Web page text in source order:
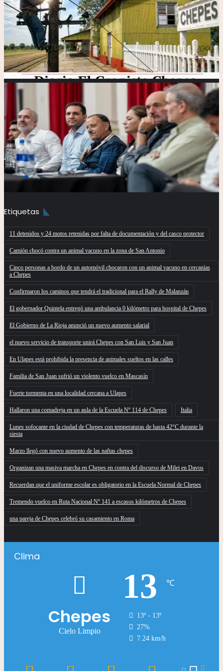
Etiquetas
11 detenidos y 24 motos retenidas por falta de documentación y del casco protector
Camión chocó contra un animal vacuno en la zona de San Antonio
Cinco personas a bordo de un automóvil chocaron con un animal vacuno en cercanías
a Chepes
Confirmaron los caminos que tendrá el tradicional para el Rally de Malanzán
El gobernador Quintela entregó una ambulancia 0 kilómetro para hospital de Chepes
El Gobierno de La Rioja anunció un nuevo aumento salarial
el nuevo servicio de transporte unirá Chepes con San Luis y San Juan
En Ulapes está prohibida la presencia de animales sueltos en las calles
Familia de San Juan sufrió un violento vuelco en Mascasín
Fuerte tormenta en una localidad cercana a Ulapes
Hallaron una comadreja en un aula de la Escuela Nº 114 de Chepes Italia
Lunes sofocante en la ciudad de Chepes con temperaturas de hasta 42°C durante la
siesta
Marzo llegó con nuevo aumento de las naftas chepes
Organizan una masiva marcha en Chepes en contra del discurso de Milei en Davos
Recuerdan que el uniforme escolar es obligatorio en la Escuela Normal de Chepes
Tremendo vuelco en Ruta Nacional Nº 141 a escasos kilómetros de Chepes
una pareja de Chepes celebró su casamiento en Roma
Clima
Chepes
Cielo Limpio
13 ℃
13º - 13º
27%
7.24 km/h